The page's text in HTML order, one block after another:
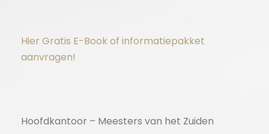
Hier Gratis E-Book of informatiepakket
aanvragen!
Hoofdkantoor – Meesters van het Zuiden